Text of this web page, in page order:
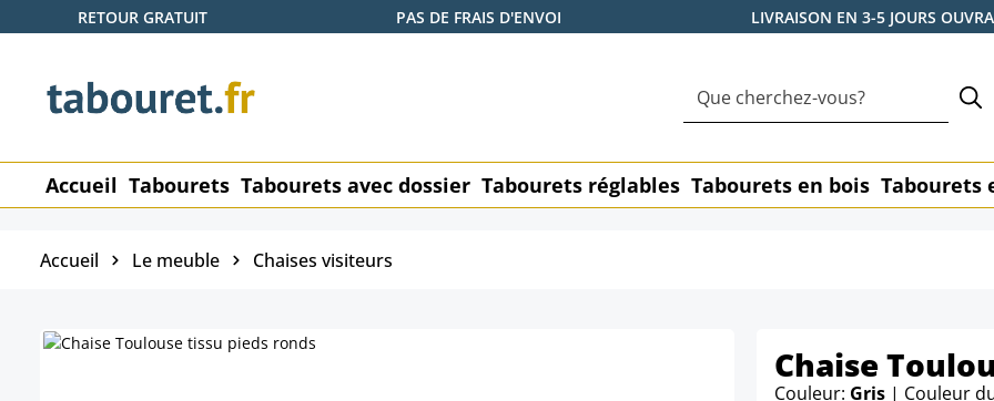
au contenu principal
Passer à la recherche
Passer à la navigation principale
RETOUR GRATUIT PAS DE FRAIS D'ENVOI LIVRAISON EN 3-5 JOURS
Accueil Tabourets Tabourets avec dossier Tabourets réglables Tabourets en bois Tabourets
Accueil Le meuble Chaises visiteurs
Chaise
Couleur: Gris | Couleur